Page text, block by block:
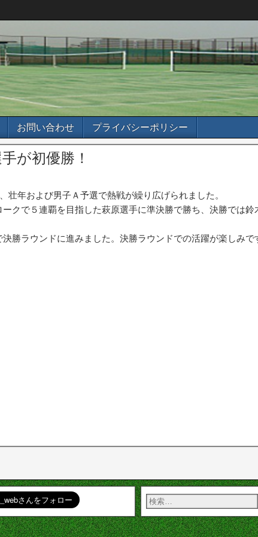
お問い合わせ プライバシーポリシー
が初優勝！
年および男子Ａ予選で熱戦が繰り広げられました。
クで５連覇を目指した萩原選手に準決勝で勝ち、決勝では鈴
勝ラウンドに進みました。決勝ラウンドでの活躍が楽しみで